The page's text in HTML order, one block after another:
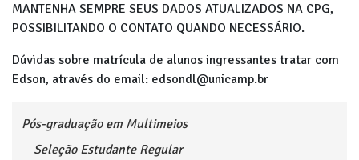
MANTENHA SEMPRE SEUS DADOS ATUALIZADOS NA CPG,
POSSIBILITANDO O CONTATO QUANDO NECESSÁRIO.
Dúvidas sobre matrícula de alunos ingressantes tratar com
Edson, através do email: edsondl@unicamp.br
Pós-graduação em Multimeios
Seleção Estudante Regular